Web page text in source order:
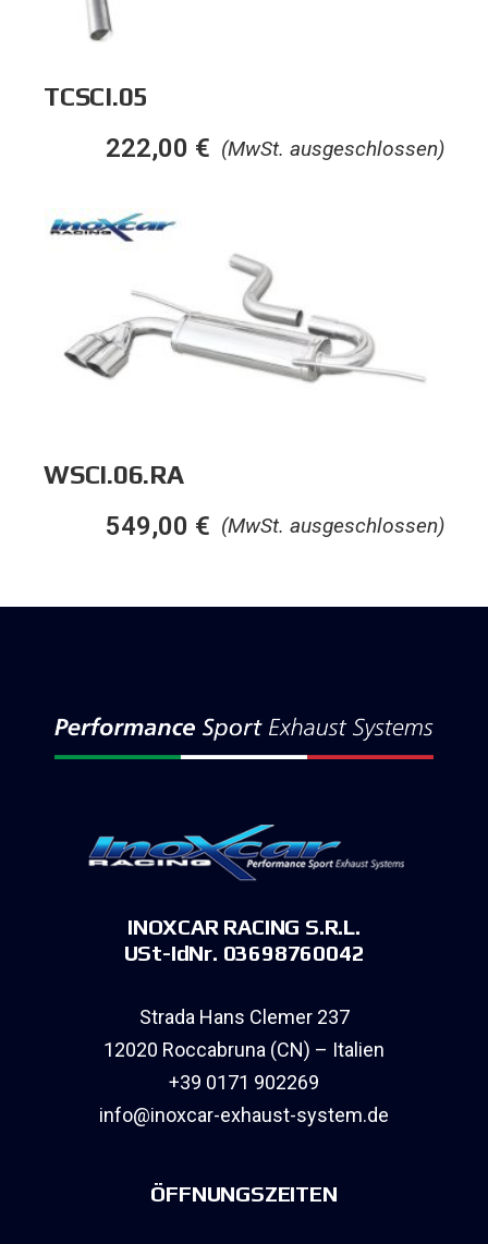
TCSCI.05
(MwSt. ausgeschlossen)
222,00 €
WSCI.06.RA
(MwSt. ausgeschlossen)
549,00 €
INOXCAR RACING S.R.L.
USt-IdNr. 03698760042
Strada Hans Clemer 237
12020 Roccabruna (CN) – Italien
+39 0171 902269
info@inoxcar-exhaust-system.de
ÖFFNUNGSZEITEN